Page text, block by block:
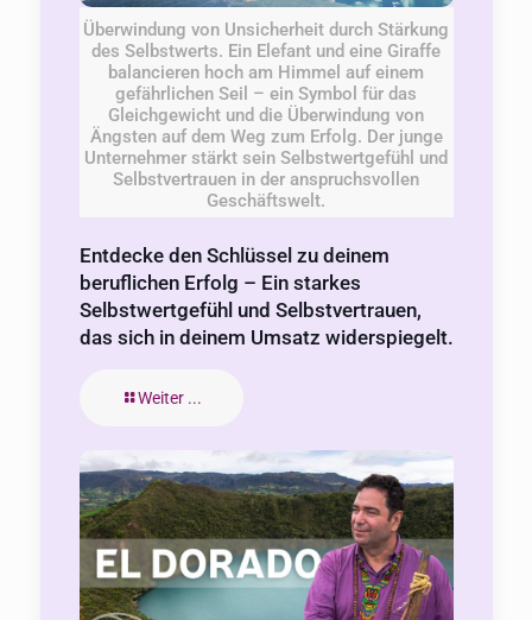
Überwindung von Unsicherheit durch Stärkung
des Selbstwerts. Ein Elefant und eine Giraffe
balancieren hoch am Himmel auf einem
gefährlichen Seil – ein Symbol für das
Gleichgewicht und die Überwindung von
Ängsten auf dem Weg zum Erfolg. Der junge
Unternehmer stärkt sein Selbstwertgefühl und
Selbstvertrauen in der anspruchsvollen
Geschäftswelt.
Entdecke den Schlüssel zu deinem
beruflichen Erfolg – Ein starkes
Selbstwertgefühl und Selbstvertrauen,
das sich in deinem Umsatz widerspiegelt.
Weiter ...